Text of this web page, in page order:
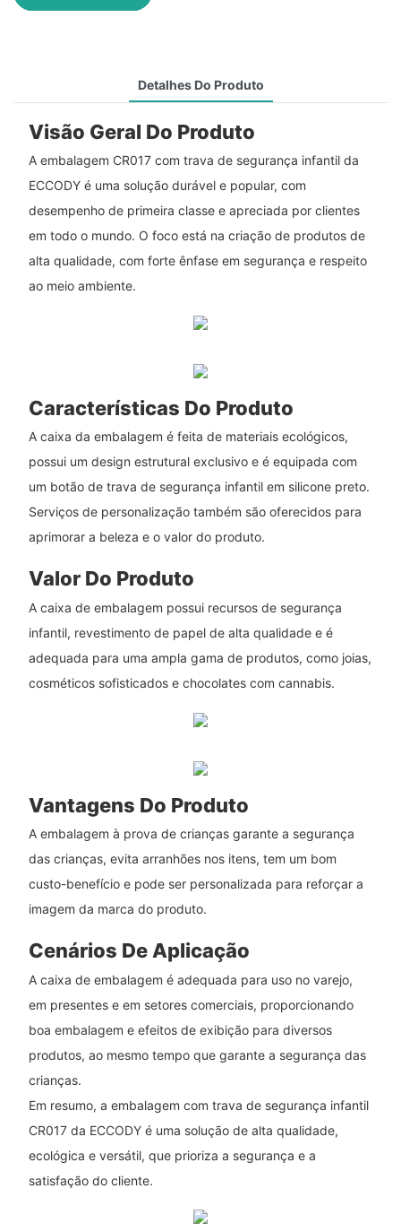
Detalhes Do Produto
Visão Geral Do Produto
A embalagem CR017 com trava de segurança infantil da
ECCODY é uma solução durável e popular, com
desempenho de primeira classe e apreciada por clientes
em todo o mundo. O foco está na criação de produtos de
alta qualidade, com forte ênfase em segurança e respeito
ao meio ambiente.
Características Do Produto
A caixa da embalagem é feita de materiais ecológicos,
possui um design estrutural exclusivo e é equipada com
um botão de trava de segurança infantil em silicone preto.
Serviços de personalização também são oferecidos para
aprimorar a beleza e o valor do produto.
Valor Do Produto
A caixa de embalagem possui recursos de segurança
infantil, revestimento de papel de alta qualidade e é
adequada para uma ampla gama de produtos, como joias,
cosméticos sofisticados e chocolates com cannabis.
Vantagens Do Produto
A embalagem à prova de crianças garante a segurança
das crianças, evita arranhões nos itens, tem um bom
custo-benefício e pode ser personalizada para reforçar a
imagem da marca do produto.
Cenários De Aplicação
A caixa de embalagem é adequada para uso no varejo,
em presentes e em setores comerciais, proporcionando
boa embalagem e efeitos de exibição para diversos
produtos, ao mesmo tempo que garante a segurança das
crianças.
Em resumo, a embalagem com trava de segurança infantil
CR017 da ECCODY é uma solução de alta qualidade,
ecológica e versátil, que prioriza a segurança e a
satisfação do cliente.